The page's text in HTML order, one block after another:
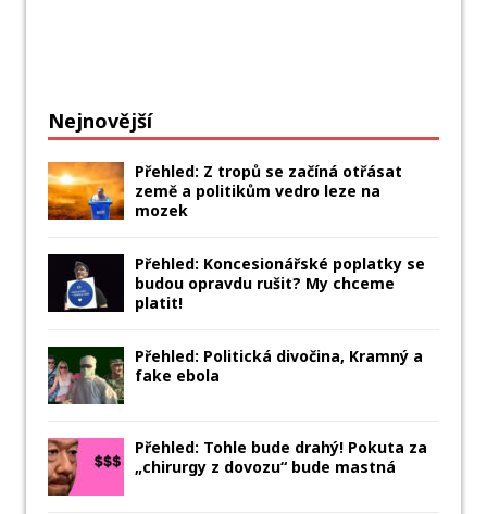
Nejnovější
Přehled: Z tropů se začíná otřásat
země a politikům vedro leze na
mozek
Přehled: Koncesionářské poplatky se
budou opravdu rušit? My chceme
platit!
Přehled: Politická divočina, Kramný a
fake ebola
Přehled: Tohle bude drahý! Pokuta za
„chirurgy z dovozu“ bude mastná